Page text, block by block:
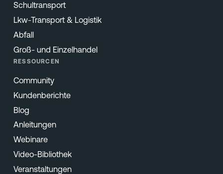
Schultransport
Lkw-Transport & Logistik
Abfall
Groß- und Einzelhandel
RESSOURCEN
Community
Kundenberichte
Blog
Anleitungen
Webinare
Video-Bibliothek
Veranstaltungen